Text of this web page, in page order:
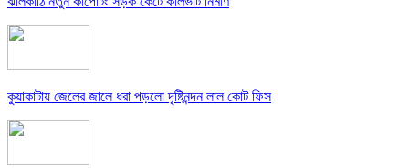
কুয়াকাটায় জেলের জালে ধরা পড়লো দৃষ্টিনন্দন লাল কোট ফিস